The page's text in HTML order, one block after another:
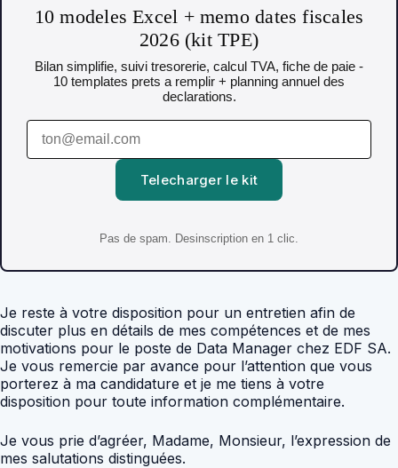
10 modeles Excel + memo dates fiscales
2026 (kit TPE)
Bilan simplifie, suivi tresorerie, calcul TVA, fiche de paie -
10 templates prets a remplir + planning annuel des
declarations.
Telecharger le kit
Pas de spam. Desinscription en 1 clic.
Je reste à votre disposition pour un entretien afin de
discuter plus en détails de mes compétences et de mes
motivations pour le poste de Data Manager chez EDF SA.
Je vous remercie par avance pour l’attention que vous
porterez à ma candidature et je me tiens à votre
disposition pour toute information complémentaire.
Je vous prie d’agréer, Madame, Monsieur, l’expression de
mes salutations distinguées.